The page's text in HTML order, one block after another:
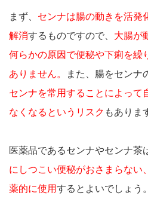
まず、 センナは腸の動きを活発
解消するものですので、 大腸が
何らかの原因で便秘や下痢を繰
ありません。
また、腸をセンナ
センナを常用することによって
なくなるというリスク もありま
医薬品であるセンナやセンナ茶
にしつこい便秘がおさまらない
薬的に使用するとよいでしょう。